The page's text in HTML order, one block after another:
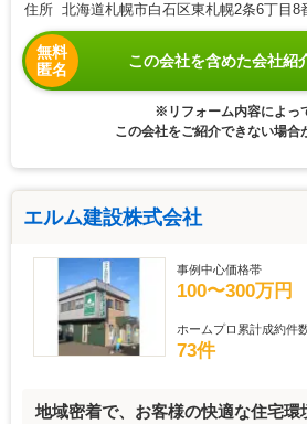
住所 北海道札幌市白石区東札幌2条6丁目8
無料
匿名
この会社を含めた会社紹
※リフォーム内容によっ
この会社をご紹介できない場合
エルム建設株式会社
事例中心価格帯
100〜300万円
ホームプロ累計成約件
73件
地域密着で、お客様の快適な住宅環